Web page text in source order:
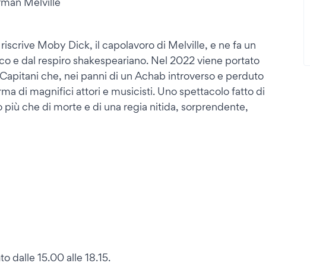
Moby Dick, il capolavoro di Melville, e ne fa un
e dal respiro shakespeariano. Nel 2022 viene portato
che, nei panni di un Achab introverso e perduto
di magnifici attori e musicisti. Uno spettacolo fatto di
più che di morte e di una regia nitida, sorprendente,
dalle 15.00 alle 18.15.